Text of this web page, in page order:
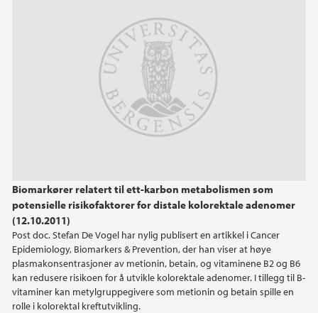
Biomarkører relatert til ett-karbon metabolismen som
potensielle risikofaktorer for distale kolorektale adenomer
(12.10.2011)
Post doc. Stefan De Vogel har nylig publisert en artikkel i Cancer
Epidemiology, Biomarkers & Prevention, der han viser at høye
plasmakonsentrasjoner av metionin, betain, og vitaminene B2 og B6
kan redusere risikoen for å utvikle kolorektale adenomer. I tillegg til B-
vitaminer kan metylgruppegivere som metionin og betain spille en
rolle i kolorektal kreftutvikling.